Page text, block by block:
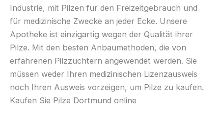
Industrie, mit Pilzen für den Freizeitgebrauch und
für medizinische Zwecke an jeder Ecke. Unsere
Apotheke ist einzigartig wegen der Qualität ihrer
Pilze. Mit den besten Anbaumethoden, die von
erfahrenen Pilzzüchtern angewendet werden. Sie
müssen weder Ihren medizinischen Lizenzausweis
noch Ihren Ausweis vorzeigen, um Pilze zu kaufen.
Kaufen Sie Pilze Dortmund online